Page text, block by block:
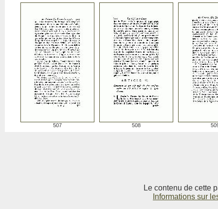
507 508
Le contenu de cette
Informations sur